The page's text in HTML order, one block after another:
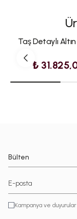
Taş Detaylı
₺
Bülten
Kampanya ve